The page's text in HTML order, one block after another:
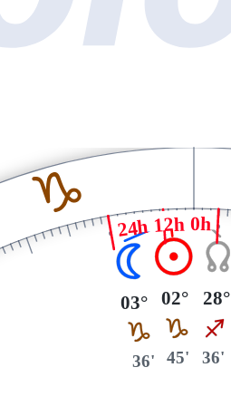
J
Y
28°
I
36'
M
02°
J
45'
N
03°
J
36'
24h 12h 0h